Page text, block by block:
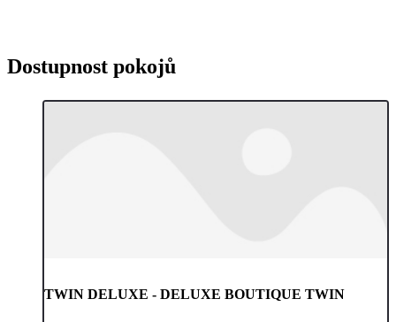
Dostupnost pokojů
TWIN DELUXE - DELUXE BOUTIQUE TWIN